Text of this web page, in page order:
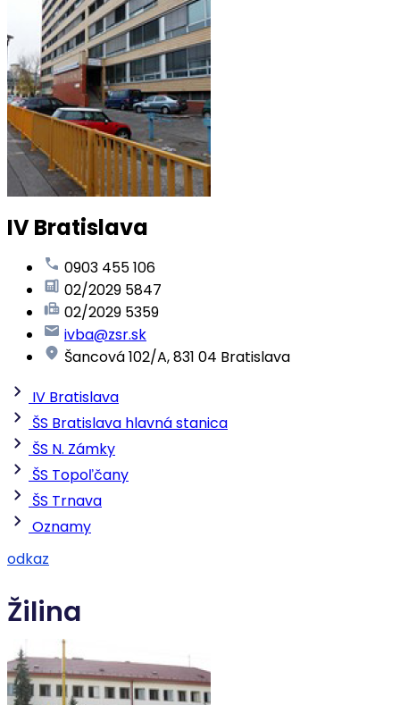
IV Bratislava
0903 455 106
02/2029 5847
02/2029 5359
ivba@zsr.sk
Šancová 102/A, 831 04 Bratislava
IV Bratislava
ŠS Bratislava hlavná stanica
ŠS N. Zámky
ŠS Topoľčany
ŠS Trnava
Oznamy
odkaz
Žilina